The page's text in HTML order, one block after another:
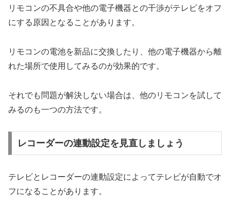
リモコンの不具合や他の電子機器との干渉がテレビをオフ
にする原因となることがあります。
リモコンの電池を新品に交換したり、他の電子機器から離
れた場所で使用してみるのが効果的です。
それでも問題が解決しない場合は、他のリモコンを試して
みるのも一つの方法です。
レコーダーの連動設定を見直しましょう
テレビとレコーダーの連動設定によってテレビが自動でオ
フになることがあります。